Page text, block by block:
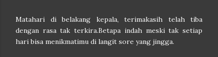
Matahari di belakang kepala, terimakasih telah tiba
dengan rasa tak terkira.Betapa indah meski tak setiap
hari bisa menikmatimu di langit sore yang jingga.